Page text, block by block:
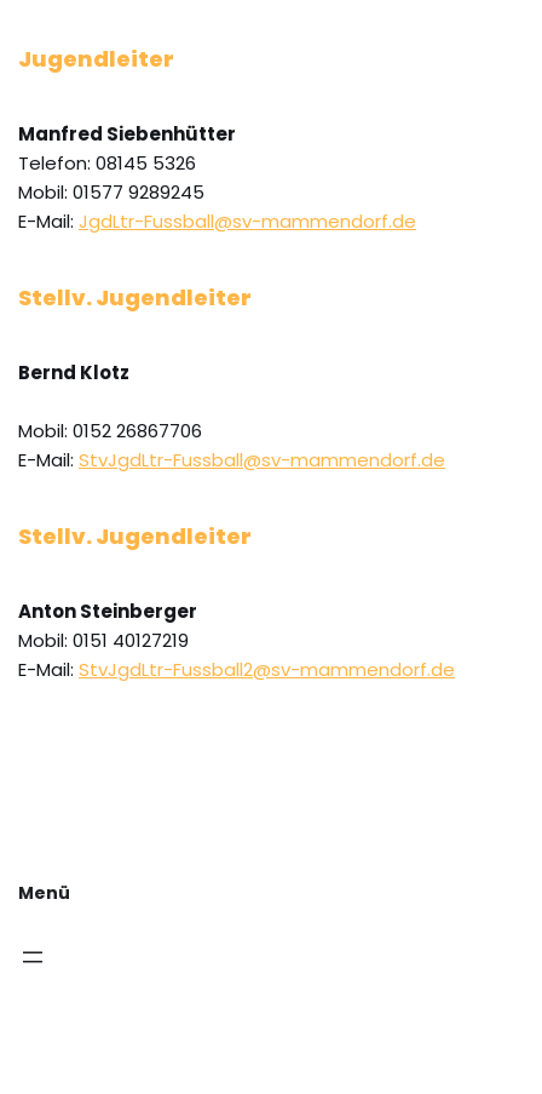
Jugendleiter
Manfred Siebenhütter
Telefon: 08145 5326
Mobil: 01577 9289245
E-Mail: JgdLtr-Fussball@sv-mammendorf.de
Stellv. Jugendleiter
Bernd Klotz
Mobil: 0152 26867706
E-Mail: StvJgdLtr-Fussball@sv-mammendorf.de
Stellv. Jugendleiter
Anton Steinberger
Mobil: 0151 40127219
E-Mail: StvJgdLtr-Fussball2@sv-mammendorf.de
Menü